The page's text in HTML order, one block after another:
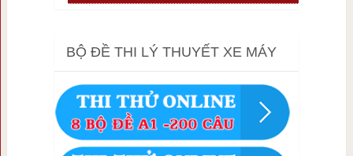
BỘ ĐỀ THI LÝ THUYẾT XE MÁY